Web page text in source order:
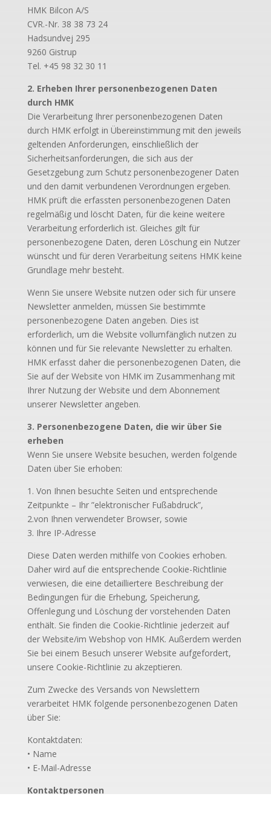
HMK Bilcon A/S
CVR.-Nr. 38 38 73 24
Hadsundvej 295
9260 Gistrup
Tel. +45 98 32 30 11
2. Erheben Ihrer personenbezogenen Daten
durch HMK
Die Verarbeitung Ihrer personenbezogenen Daten
durch HMK erfolgt in Übereinstimmung mit den jeweils
geltenden Anforderungen, einschließlich der
Sicherheitsanforderungen, die sich aus der
Gesetzgebung zum Schutz personenbezogener Daten
und den damit verbundenen Verordnungen ergeben.
HMK prüft die erfassten personenbezogenen Daten
regelmäßig und löscht Daten, für die keine weitere
Verarbeitung erforderlich ist. Gleiches gilt für
personenbezogene Daten, deren Löschung ein Nutzer
wünscht und für deren Verarbeitung seitens HMK keine
Grundlage mehr besteht.
Wenn Sie unsere Website nutzen oder sich für unsere
Newsletter anmelden, müssen Sie bestimmte
personenbezogene Daten angeben. Dies ist
erforderlich, um die Website vollumfänglich nutzen zu
können und für Sie relevante Newsletter zu erhalten.
HMK erfasst daher die personenbezogenen Daten, die
Sie auf der Website von HMK im Zusammenhang mit
Ihrer Nutzung der Website und dem Abonnement
unserer Newsletter angeben.
3. Personenbezogene Daten, die wir über Sie
erheben
Wenn Sie unsere Website besuchen, werden folgende
Daten über Sie erhoben:
1. Von Ihnen besuchte Seiten und entsprechende
Zeitpunkte – Ihr ”elektronischer Fußabdruck”,
2.von Ihnen verwendeter Browser, sowie
3. Ihre IP-Adresse
Diese Daten werden mithilfe von Cookies erhoben.
Daher wird auf die entsprechende Cookie-Richtlinie
verwiesen, die eine detailliertere Beschreibung der
Bedingungen für die Erhebung, Speicherung,
Offenlegung und Löschung der vorstehenden Daten
enthält. Sie finden die Cookie-Richtlinie jederzeit auf
der Website/im Webshop von HMK. Außerdem werden
Sie bei einem Besuch unserer Website aufgefordert,
unsere Cookie-Richtlinie zu akzeptieren.
Zum Zwecke des Versands von Newslettern
verarbeitet HMK folgende personenbezogenen Daten
über Sie:
Kontaktdaten:
• Name
• E-Mail-Adresse
Kontaktpersonen